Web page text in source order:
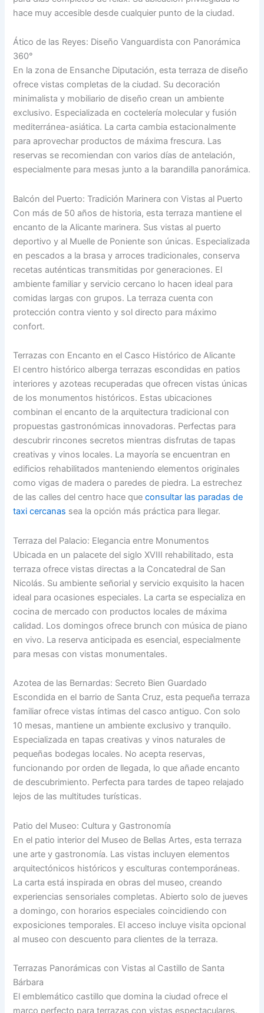
hace muy accesible desde cualquier punto de la ciudad.
Ático de las Reyes: Diseño Vanguardista con Panorámica
360°
En la zona de Ensanche Diputación, esta terraza de diseño
ofrece vistas completas de la ciudad. Su decoración
minimalista y mobiliario de diseño crean un ambiente
exclusivo. Especializada en coctelería molecular y fusión
mediterránea-asiática. La carta cambia estacionalmente
para aprovechar productos de máxima frescura. Las
reservas se recomiendan con varios días de antelación,
especialmente para mesas junto a la barandilla panorámica.
Balcón del Puerto: Tradición Marinera con Vistas al Puerto
Con más de 50 años de historia, esta terraza mantiene el
encanto de la Alicante marinera. Sus vistas al puerto
deportivo y al Muelle de Poniente son únicas. Especializada
en pescados a la brasa y arroces tradicionales, conserva
recetas auténticas transmitidas por generaciones. El
ambiente familiar y servicio cercano lo hacen ideal para
comidas largas con grupos. La terraza cuenta con
protección contra viento y sol directo para máximo
confort.
Terrazas con Encanto en el Casco Histórico de Alicante
El centro histórico alberga terrazas escondidas en patios
interiores y azoteas recuperadas que ofrecen vistas únicas
de los monumentos históricos. Estas ubicaciones
combinan el encanto de la arquitectura tradicional con
propuestas gastronómicas innovadoras. Perfectas para
descubrir rincones secretos mientras disfrutas de tapas
creativas y vinos locales. La mayoría se encuentran en
edificios rehabilitados manteniendo elementos originales
como vigas de madera o paredes de piedra. La estrechez
de las calles del centro hace queconsultar las paradas de
taxi cercanas sea la opción más práctica para llegar.
Terraza del Palacio: Elegancia entre Monumentos
Ubicada en un palacete del siglo XVIII rehabilitado, esta
terraza ofrece vistas directas a la Concatedral de San
Nicolás. Su ambiente señorial y servicio exquisito la hacen
ideal para ocasiones especiales. La carta se especializa en
cocina de mercado con productos locales de máxima
calidad. Los domingos ofrece brunch con música de piano
en vivo. La reserva anticipada es esencial, especialmente
para mesas con vistas monumentales.
Azotea de las Bernardas: Secreto Bien Guardado
Escondida en el barrio de Santa Cruz, esta pequeña terraza
familiar ofrece vistas íntimas del casco antiguo. Con solo
10 mesas, mantiene un ambiente exclusivo y tranquilo.
Especializada en tapas creativas y vinos naturales de
pequeñas bodegas locales. No acepta reservas,
funcionando por orden de llegada, lo que añade encanto
de descubrimiento. Perfecta para tardes de tapeo relajado
lejos de las multitudes turísticas.
Patio del Museo: Cultura y Gastronomía
En el patio interior del Museo de Bellas Artes, esta terraza
une arte y gastronomía. Las vistas incluyen elementos
arquitectónicos históricos y esculturas contemporáneas.
La carta está inspirada en obras del museo, creando
experiencias sensoriales completas. Abierto solo de jueves
a domingo, con horarios especiales coincidiendo con
exposiciones temporales. El acceso incluye visita opcional
al museo con descuento para clientes de la terraza.
Terrazas Panorámicas con Vistas al Castillo de Santa
Bárbara
El emblemático castillo que domina la ciudad ofrece el
marco perfecto para terrazas con vistas espectaculares.